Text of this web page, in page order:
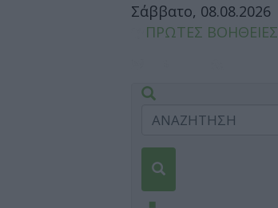
Σάββατο, 08.08.2026
ΠΡΩΤΕΣ ΒΟΗΘΕΙΕΣ